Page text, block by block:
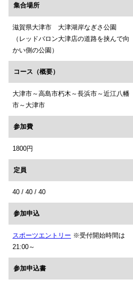
集合場所
滋賀県大津市 大津湖岸なぎさ公園
（レッドバロン大津店の道路を挟んで向
かい側の公園）
コース（概要）
大津市～高島市朽木～長浜市～近江八幡
市～大津市
参加費
1800円
定員
40 / 40 / 40
参加申込
スポーツエントリー ※受付開始時間は
21:00～
参加申込書